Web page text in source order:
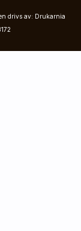
drivs av: Drukarnia